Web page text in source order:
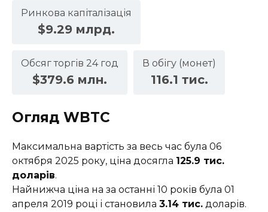
Ринкова капіталізація
$9.29 млрд.
Обсяг торгів 24 год
$379.6 млн.
В обігу (монет)
116.1 тис.
Огляд WBTC
Максимальна вартість за весь час була 06
октября 2025 року, ціна досягла 125.9 тис.
доларів.
Найнижча ціна на за останні 10 років була 01
апреля 2019 році і становила 3.14 тис. доларів.